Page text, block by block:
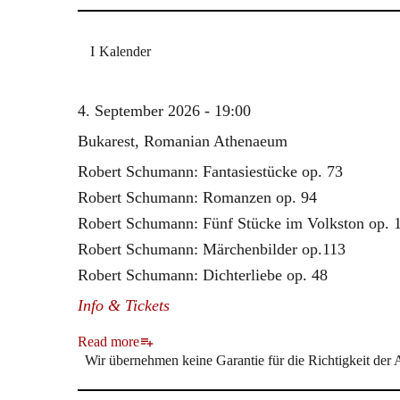
Kalender
4. September 2026 - 19:00
Bukarest, Romanian Athenaeum
Robert Schumann: Fantasiestücke op. 73
Robert Schumann: Romanzen op. 94
Robert Schumann: Fünf Stücke im Volkston op.
Robert Schumann: Märchenbilder op.113
Robert Schumann: Dichterliebe op. 48
Info & Tickets
Read more
Wir übernehmen keine Garantie für die Richtigkeit der